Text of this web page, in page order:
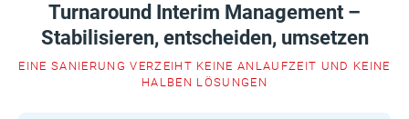
Turnaround Interim Management –
Stabilisieren, entscheiden, umsetzen
EINE SANIERUNG VERZEIHT KEINE ANLAUFZEIT UND KEINE
HALBEN LÖSUNGEN